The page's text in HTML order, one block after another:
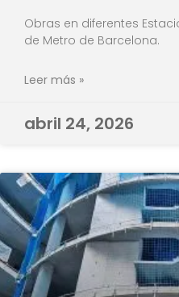
Obras en diferentes
de Metro de Barcelona.
Leer más »
abril 24, 2026